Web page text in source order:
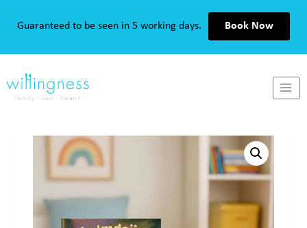
Guaranteed to be seen in 5 working days. Book Now
Home / Shop / books